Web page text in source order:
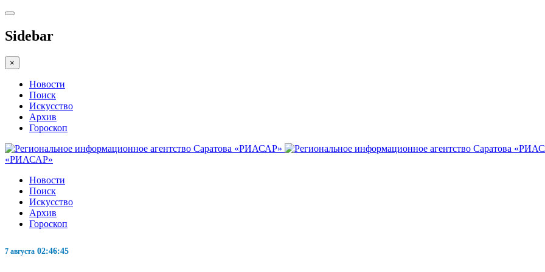
Sidebar
×
Новости
Поиск
Искусство
Архив
Гороскоп
«РИАСАР»
Новости
Поиск
Искусство
Архив
Гороскоп
7 августа 02:46:46